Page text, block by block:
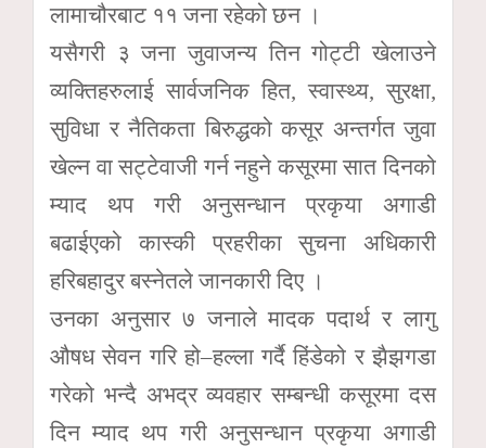
लामाचौरबाट ११ जना रहेको छन ।
यसैगरी ३ जना जुवाजन्य तिन गोट्टी खेलाउने
व्यक्तिहरुलाई सार्वजनिक हित, स्वास्थ्य, सुरक्षा,
सुविधा र नैतिकता बिरुद्धको कसूर अन्तर्गत जुवा
खेल्न वा सट्टेवाजी गर्न नहुने कसूरमा सात दिनको
म्याद थप गरी अनुसन्धान प्रकृया अगाडी
बढाईएको कास्की प्रहरीका सुचना अधिकारी
हरिबहादुर बस्नेतले जानकारी दिए ।
उनका अनुसार ७ जनाले मादक पदार्थ र लागु
औषध सेवन गरि हो–हल्ला गर्दै हिंडेको र झैझगडा
गरेको भन्दै अभद्र व्यवहार सम्बन्धी कसूरमा दस
दिन म्याद थप गरी अनुसन्धान प्रकृया अगाडी